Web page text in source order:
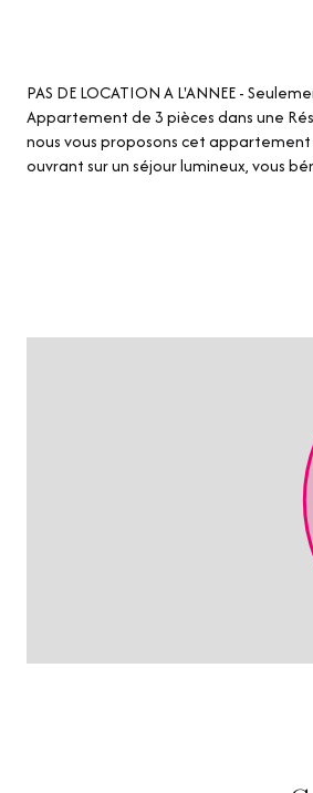
PAS DE LOCATION A L'ANNEE -
Appartement de 3 pièces dans une
nous vous proposons cet
ouvrant sur un séjour lumineux, vous
Les informations sur les risques